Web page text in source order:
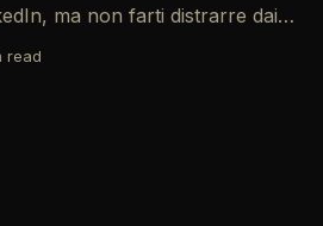
ma non farti distrarre dai
desideri professionali! Giove
read